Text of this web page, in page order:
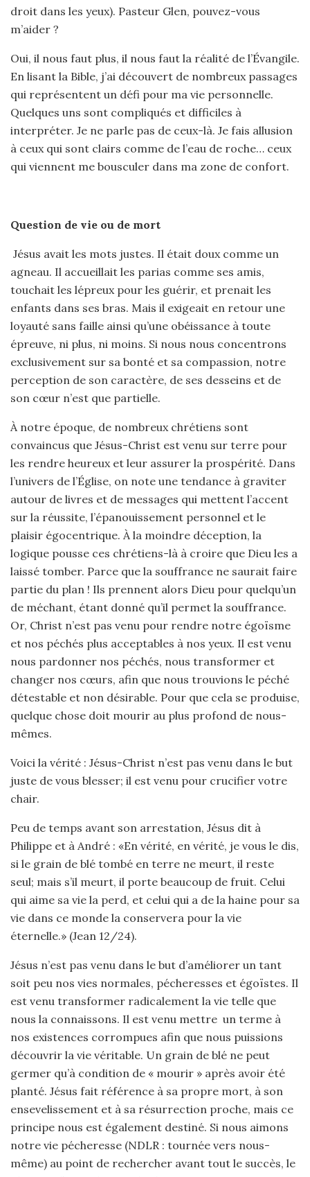
droit dans les yeux). Pasteur Glen, pouvez-vous
m’aider ?
Oui, il nous faut plus, il nous faut la réalité de l’Évangile.
En lisant la Bible, j’ai découvert de nombreux passages
qui représentent un défi pour ma vie personnelle.
Quelques uns sont compliqués et difficiles à
interpréter. Je ne parle pas de ceux-là. Je fais allusion
à ceux qui sont clairs comme de l’eau de roche… ceux
qui viennent me bousculer dans ma zone de confort.
Question de vie ou de mort
Jésus avait les mots justes. Il était doux comme un
agneau. Il accueillait les parias comme ses amis,
touchait les lépreux pour les guérir, et prenait les
enfants dans ses bras. Mais il exigeait en retour une
loyauté sans faille ainsi qu’une obéissance à toute
épreuve, ni plus, ni moins. Si nous nous concentrons
exclusivement sur sa bonté et sa compassion, notre
perception de son caractère, de ses desseins et de
son cœur n’est que partielle.
À notre époque, de nombreux chrétiens sont
convaincus que Jésus-Christ est venu sur terre pour
les rendre heureux et leur assurer la prospérité. Dans
l’univers de l’Église, on note une tendance à graviter
autour de livres et de messages qui mettent l’accent
sur la réussite, l’épanouissement personnel et le
plaisir égocentrique. À la moindre déception, la
logique pousse ces chrétiens-là à croire que Dieu les a
laissé tomber. Parce que la souffrance ne saurait faire
partie du plan ! Ils prennent alors Dieu pour quelqu’un
de méchant, étant donné qu’il permet la souffrance.
Or, Christ n’est pas venu pour rendre notre égoïsme
et nos péchés plus acceptables à nos yeux. Il est venu
nous pardonner nos péchés, nous transformer et
changer nos cœurs, afin que nous trouvions le péché
détestable et non désirable. Pour que cela se produise,
quelque chose doit mourir au plus profond de nous-
mêmes.
Voici la vérité : Jésus-Christ n’est pas venu dans le but
juste de vous blesser; il est venu pour crucifier votre
chair.
Peu de temps avant son arrestation, Jésus dit à
Philippe et à André : «En vérité, en vérité, je vous le dis,
si le grain de blé tombé en terre ne meurt, il reste
seul; mais s’il meurt, il porte beaucoup de fruit. Celui
qui aime sa vie la perd, et celui qui a de la haine pour sa
vie dans ce monde la conservera pour la vie
éternelle.» (Jean 12/24).
Jésus n’est pas venu dans le but d’améliorer un tant
soit peu nos vies normales, pécheresses et égoïstes. Il
est venu transformer radicalement la vie telle que
nous la connaissons. Il est venu mettre un terme à
nos existences corrompues afin que nous puissions
découvrir la vie véritable. Un grain de blé ne peut
germer qu’à condition de « mourir » après avoir été
planté. Jésus fait référence à sa propre mort, à son
ensevelissement et à sa résurrection proche, mais ce
principe nous est également destiné. Si nous aimons
notre vie pécheresse (NDLR : tournée vers nous-
même) au point de rechercher avant tout le succès, le